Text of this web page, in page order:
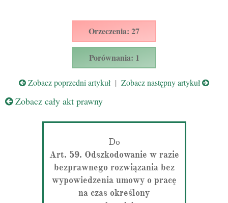
Orzeczenia: 27
Porównania: 1
Zobacz poprzedni artykuł | Zobacz następny artykuł
Zobacz cały akt prawny
Do
Art. 59. Odszkodowanie w razie
bezprawnego rozwiązania bez
wypowiedzenia umowy o pracę
na czas określony